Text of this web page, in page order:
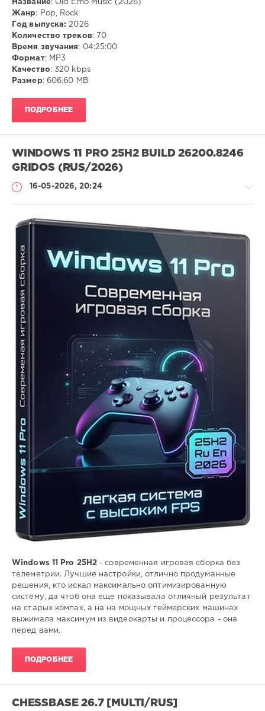
Название: Old Emo Music (2026)
Жанр: Pop, Rock
Год выпуска: 2026
Количество треков: 70
Время звучания: 04:25:00
Формат: MP3
Качество: 320 kbps
Размер: 606.60 MB
ПОДРОБНЕЕ
WINDOWS 11 PRO 25H2 BUILD 26200.8246
GRIDOS (RUS/2026)
16-05-2026, 20:24
Софт
ivashka
Windows 11 Pro 25H2- современная игровая сборка без
телеметрии. Лучшие настройки, отлично продуманные
решения, кто искал максимально оптимизированную
систему, да чтоб она еще показывала отличный результат
на старых компах, а на на мощных геймерских машинах
выжимала максимум из видеокарты и процессора - она
перед вами.
ПОДРОБНЕЕ
CHESSBASE 26.7 [MULTI/RUS]